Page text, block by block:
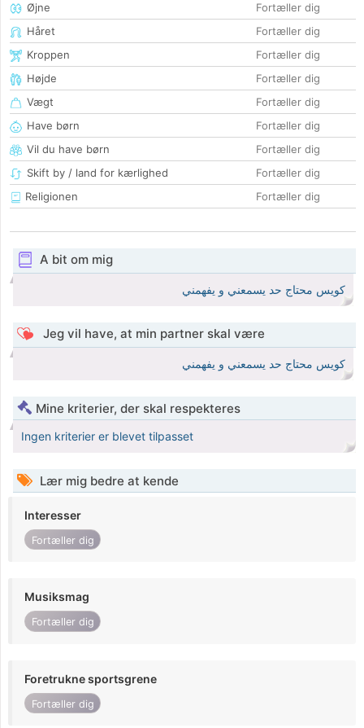
Øjne
Fortæller dig
Håret
Fortæller dig
Kroppen
Fortæller dig
Højde
Fortæller dig
Vægt
Fortæller dig
Have børn
Fortæller dig
Vil du have børn
Fortæller dig
Skift by / land for kærlighed
Fortæller dig
Religionen
Fortæller dig
A bit om mig
كويس محتاج حد يسمعني و يفهمني
Jeg vil have, at min partner skal være
كويس محتاج حد يسمعني و يفهمني
Mine kriterier, der skal respekteres
Ingen kriterier er blevet tilpasset
Lær mig bedre at kende
Interesser
Fortæller dig
Musiksmag
Fortæller dig
Foretrukne sportsgrene
Fortæller dig